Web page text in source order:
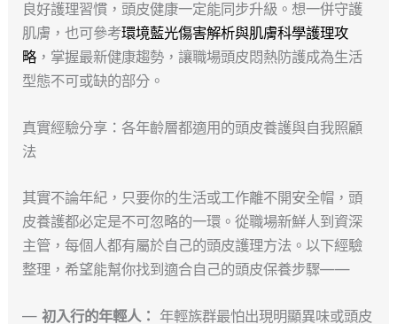
良好護理習慣，頭皮健康一定能同步升級。想一併守護
肌膚，也可參考環境藍光傷害解析與肌膚科學護理攻
略 ，掌握最新健康趨勢，讓職場頭皮悶熱防護成為生活
型態不可或缺的部分。
真實經驗分享：各年齡層都適用的頭皮養護與自我照顧
法
其實不論年紀，只要你的生活或工作離不開安全帽，頭
皮養護都必定是不可忽略的一環。從職場新鮮人到資深
主管，每個人都有屬於自己的頭皮護理方法。以下經驗
整理，希望能幫你找到適合自己的頭皮保養步驟——
—初入行的年輕人： 年輕族群最怕出現明顯異味或頭皮